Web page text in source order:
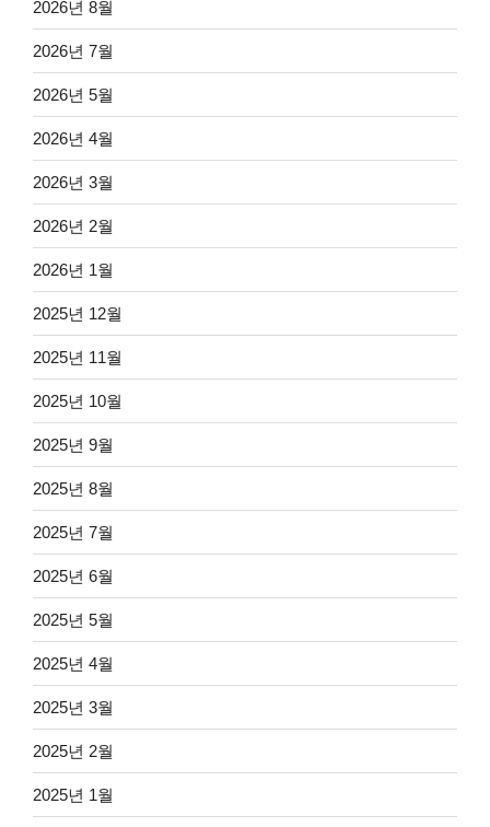
2026년 8월
2026년 7월
2026년 5월
2026년 4월
2026년 3월
2026년 2월
2026년 1월
2025년 12월
2025년 11월
2025년 10월
2025년 9월
2025년 8월
2025년 7월
2025년 6월
2025년 5월
2025년 4월
2025년 3월
2025년 2월
2025년 1월